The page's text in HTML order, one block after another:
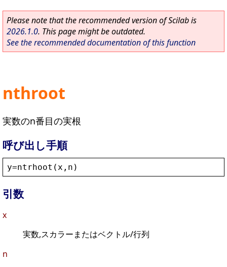
Please note that the recommended version of Scilab is
2026.1.0. This page might be outdated.
See the recommended documentation of this function
nthroot
実数のn番目の実根
呼び出し手順
y=ntrhoot ( x , n )
引数
x
実数,スカラーまたはベクトル/行列
n